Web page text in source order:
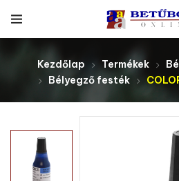
Kezdőlap Termékek
Bélyegző festék